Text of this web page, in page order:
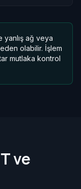
yanlış ağ veya
olabilir. İşlem
mutlaka kontrol
ve